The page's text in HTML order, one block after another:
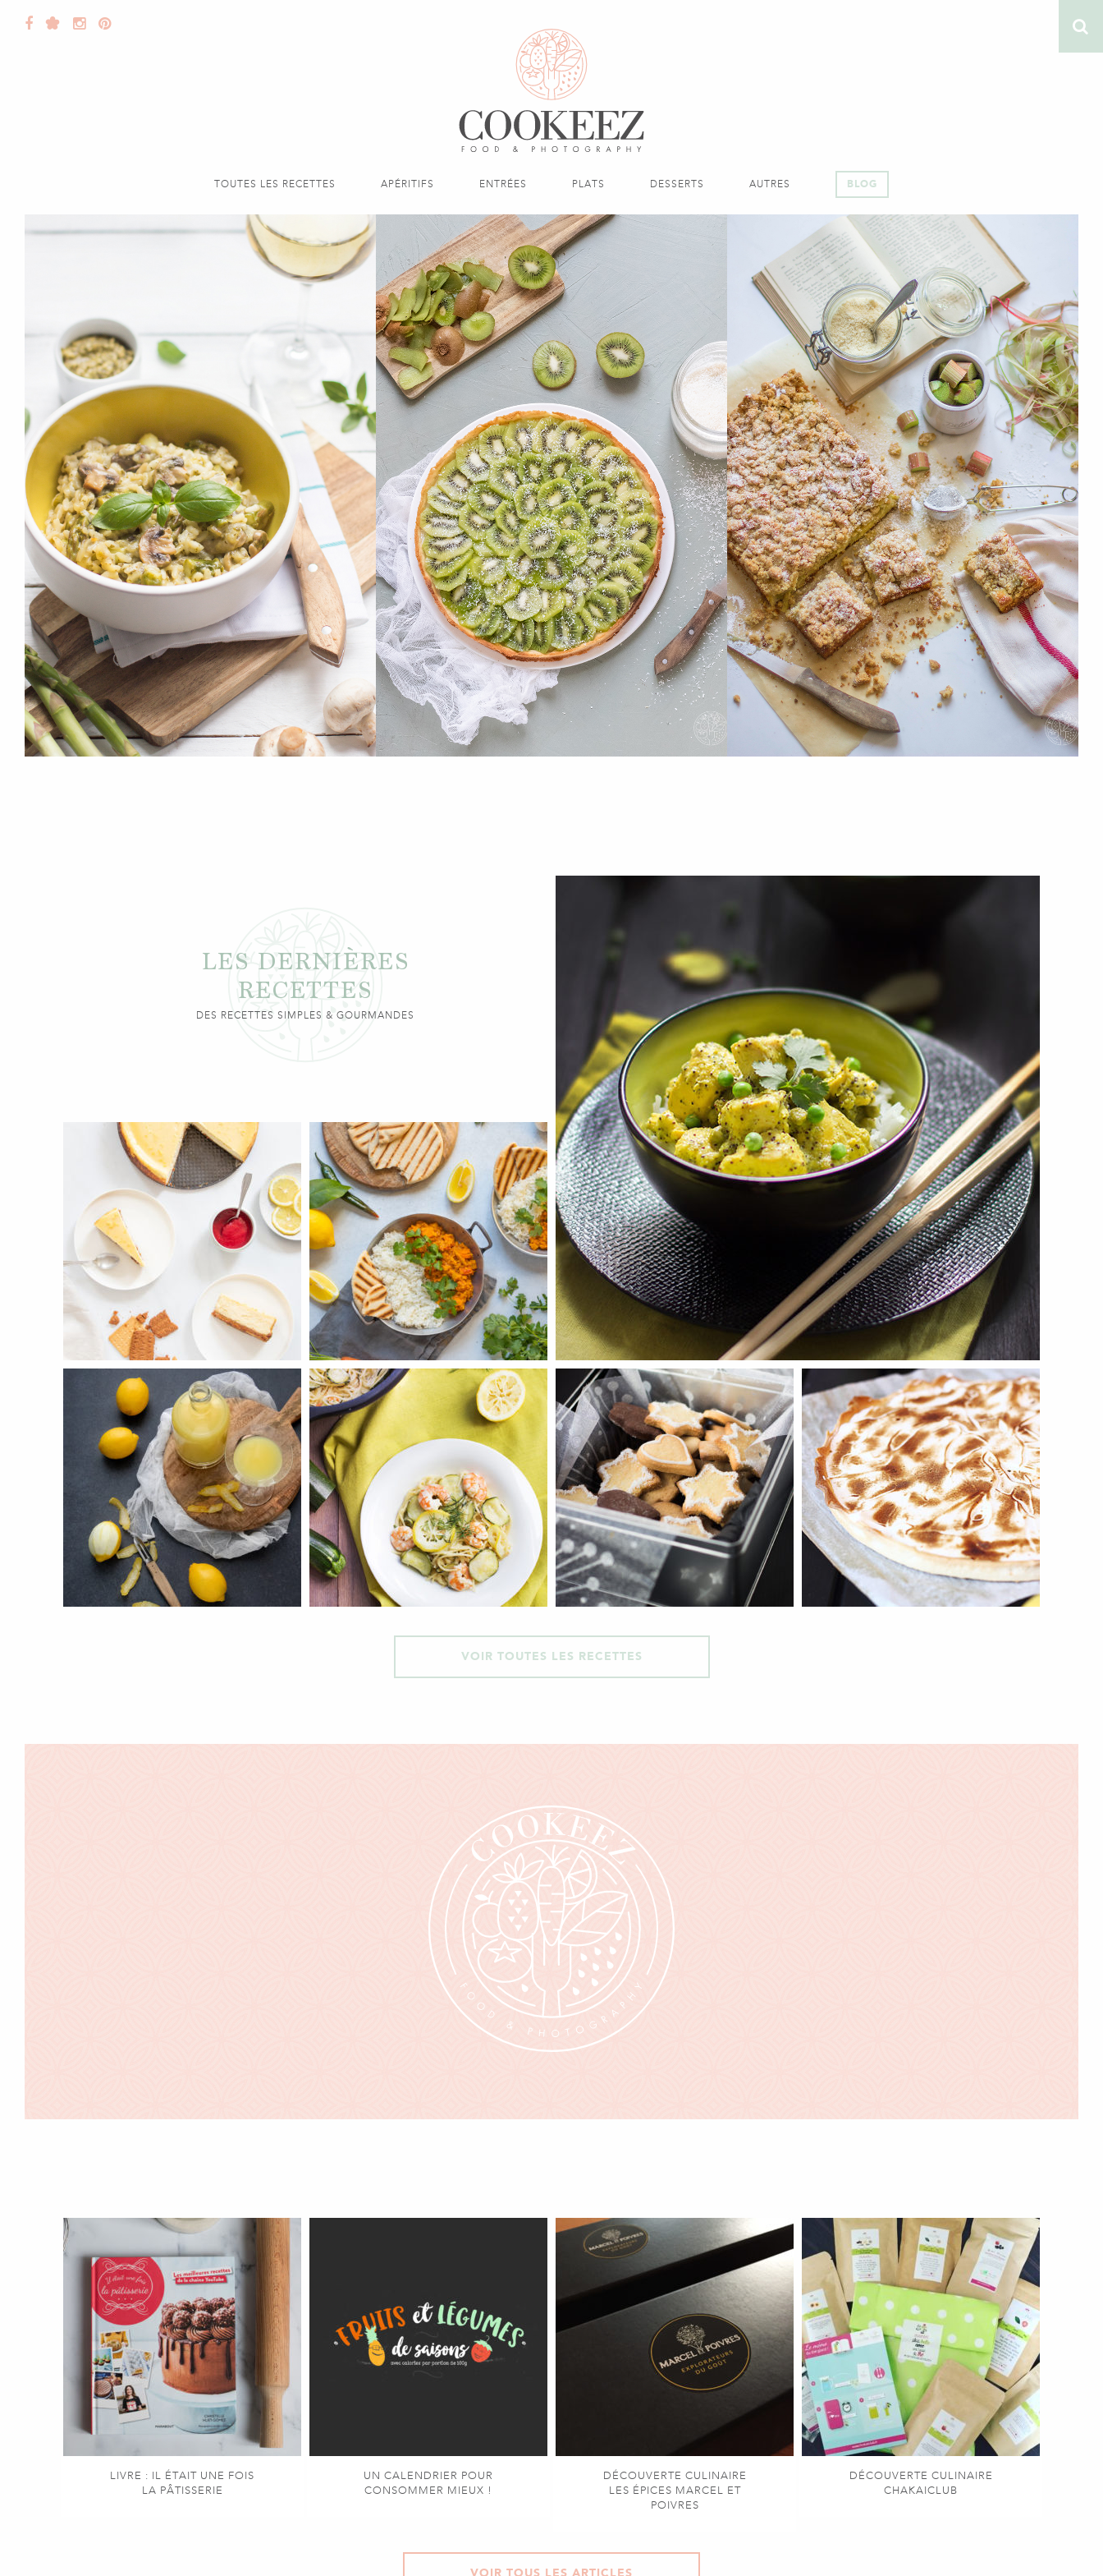
TOUTES LES RECETTES APÉRITIFS ENTRÉES PLATS DESSERTS AUTRES BLOG
LES DERNIÈRES
RECETTES
DES RECETTES SIMPLES & GOURMANDES
VOIR TOUTES LES RECETTES
LIVRE : IL ÉTAIT UNE FOIS
LA PÂTISSERIE
UN CALENDRIER POUR
CONSOMMER MIEUX !
DÉCOUVERTE CULINAIRE
LES ÉPICES MARCEL ET
POIVRES
DÉCOUVERTE CULINAIRE
CHAKAICLUB
VOIR TOUS LES ARTICLES